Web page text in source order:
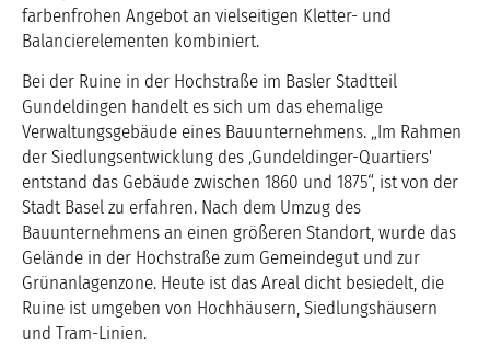
farbenfrohen Angebot an vielseitigen Kletter- und
Balancierelementen kombiniert.
Bei der Ruine in der Hochstraße im Basler Stadtteil
Gundeldingen handelt es sich um das ehemalige
Verwaltungsgebäude eines Bauunternehmens. „Im Rahmen
der Siedlungsentwicklung des ‚Gundeldinger-Quartiers'
entstand das Gebäude zwischen 1860 und 1875“, ist von der
Stadt Basel zu erfahren. Nach dem Umzug des
Bauunternehmens an einen größeren Standort, wurde das
Gelände in der Hochstraße zum Gemeindegut und zur
Grünanlagenzone. Heute ist das Areal dicht besiedelt, die
Ruine ist umgeben von Hochhäusern, Siedlungshäusern
und Tram-Linien.